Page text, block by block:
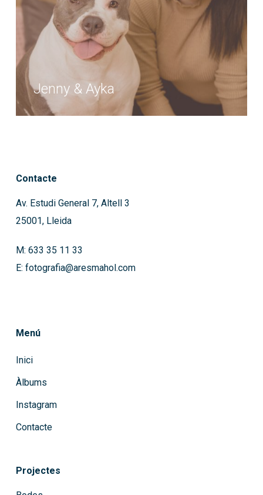
Jenny & Ayka
Contacte
Av. Estudi General 7, Altell 3
25001, Lleida
M: 633 35 11 33
E: fotografia@aresmahol.com
Menú
Inici
Àlbums
Instagram
Contacte
Projectes